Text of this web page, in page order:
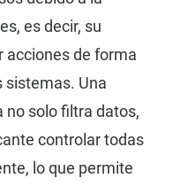
es decir, su
acciones de forma
sistemas. Una
no solo filtra datos,
controlar todas
lo que permite